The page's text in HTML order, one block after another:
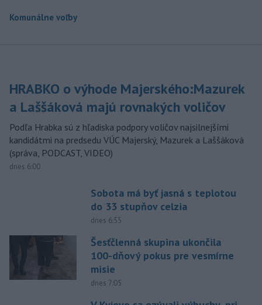
Komunálne voľby
HRABKO o výhode Majerského:Mazurek
a Laššáková majú rovnakých voličov
Podľa Hrabka sú z hľadiska podpory voličov najsilnejšími
kandidátmi na predsedu VÚC Majerský, Mazurek a Laššáková
(správa, PODCAST, VIDEO)
dnes 6:00
Sobota má byť jasná s teplotou
do 33 stupňov celzia
dnes 6:55
Šesťčlenná skupina ukončila
100-dňový pokus pre vesmírne
misie
dnes 7:05